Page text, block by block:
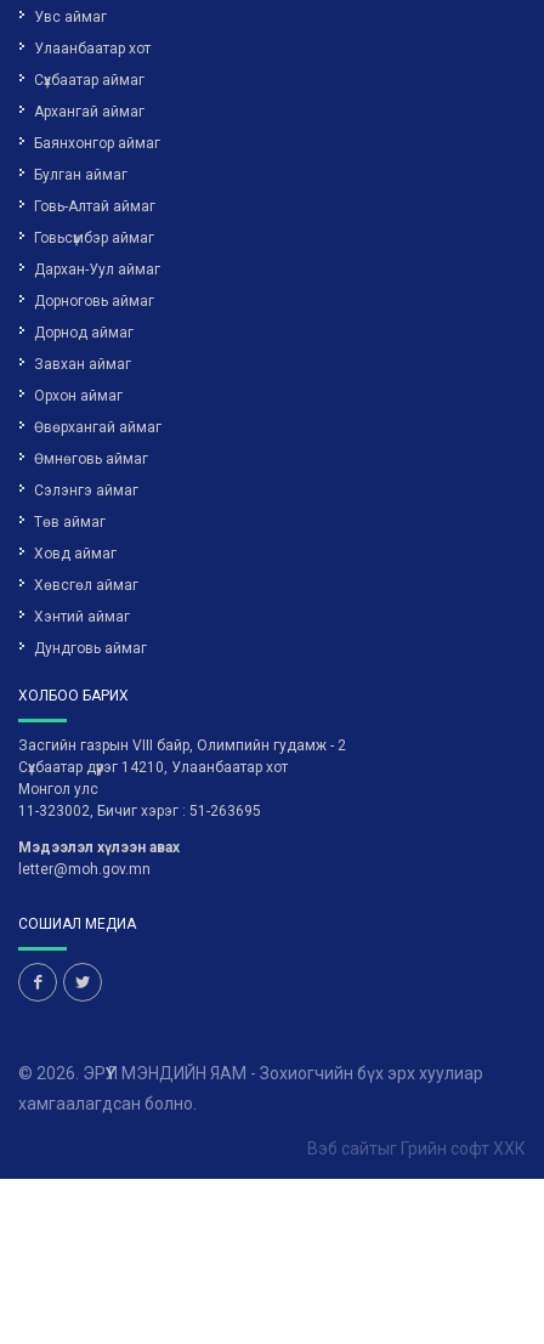
Увс аймаг
Улаанбаатар хот
Сүхбаатар аймаг
Архангай аймаг
Баянхонгор аймаг
Булган аймаг
Говь-Алтай аймаг
Говьсүмбэр аймаг
Дархан-Уул аймаг
Дорноговь аймаг
Дорнод аймаг
Завхан аймаг
Орхон аймаг
Өвөрхангай аймаг
Өмнөговь аймаг
Сэлэнгэ аймаг
Төв аймаг
Ховд аймаг
Хөвсгөл аймаг
Хэнтий аймаг
Дундговь аймаг
ХОЛБОО БАРИХ
Засгийн газрын VIII байр, Олимпийн гудамж - 2
Сүхбаатар дүүрэг 14210, Улаанбаатар хот
Монгол улс
11-323002, Бичиг хэрэг : 51-263695
Мэдээлэл хүлээн авах
letter@moh.gov.mn
СОШИАЛ МЕДИА
© 2026. ЭРҮҮЛ МЭНДИЙН ЯАМ - Зохиогчийн бүх эрх хуулиар
хамгаалагдсан болно.
Вэб сайтыг Грийн софт ХХК